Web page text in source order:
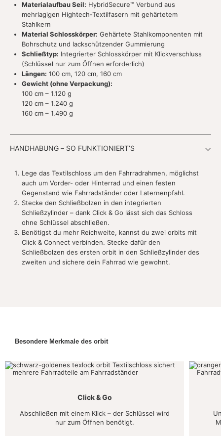
Materialaufbau Seil: HybridSecure™ Verbund aus
mehrlagigen Hightech-Textilfasern mit gehärtetem
Stahlkern
Material Schlosskörper: Gehärtete Stahlkomponenten mit
Bohrschutz und lackschützender Gummierung
Schließtyp: Integrierter Schlosskörper mit Klickverschluss
(Schlüssel nur zum Öffnen erforderlich)
Längen: 100 cm, 120 cm, 160 cm
Gewicht (ohne Verpackung):
100 cm – 1.120 g
120 cm – 1.240 g
160 cm – 1.490 g
HANDHABUNG – SO FUNKTIONIERT’S
Lege das Textilschloss um den Fahrradrahmen, möglichst
auch um Vorder- oder Hinterrad und einen festen
Gegenstand wie Fahrradständer oder Laternenpfahl.
Stecke den Schließbolzen in den integrierten
Schließzylinder – dank Click & Go lässt sich das Schloss
ohne Schlüssel abschließen.
Benötigst du mehr Reichweite, kannst du zwei orbits mit
Click & Connect verbinden. Stecke dafür den
Schließbolzen des ersten orbit in den Schließzylinder des
zweiten und sichere dein Fahrrad wie gewohnt.
Besondere Merkmale des orbit
Click & Go
Abschließen mit einem Klick – der Schlüssel wird
nur zum Öffnen benötigt.